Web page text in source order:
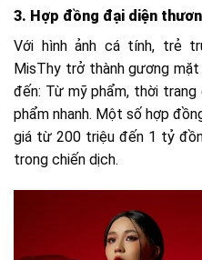
3. Hợp đồng đại diện
Với hình ảnh cá tính, trẻ
MisThy trở thành gương
đến: Từ mỹ phẩm, thời
phẩm nhanh. Một số hợp
giá từ 200 triệu đến 1 tỷ
trong chiến dịch.